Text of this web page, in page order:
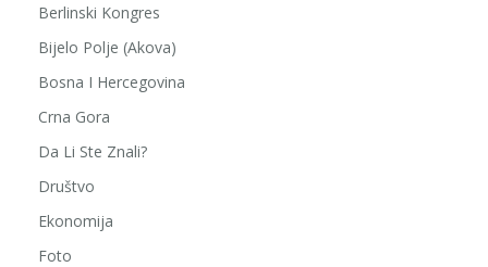
Berlinski Kongres
Bijelo Polje (Akova)
Bosna I Hercegovina
Crna Gora
Da Li Ste Znali?
Društvo
Ekonomija
Foto